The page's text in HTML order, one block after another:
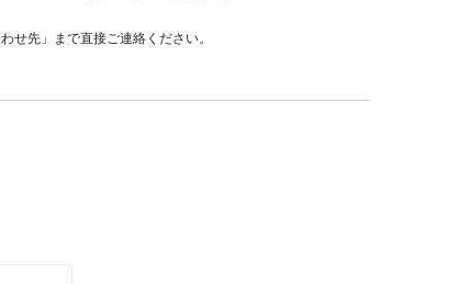
せ先」まで直接ご連絡ください。